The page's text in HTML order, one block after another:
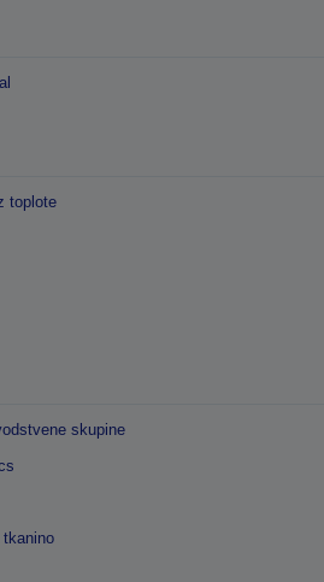
toplote
skupine
tkanino